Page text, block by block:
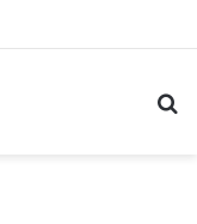
झूलन रथयात्रा कल से